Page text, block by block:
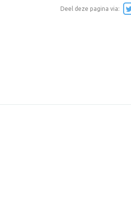
Deel deze pagina via: